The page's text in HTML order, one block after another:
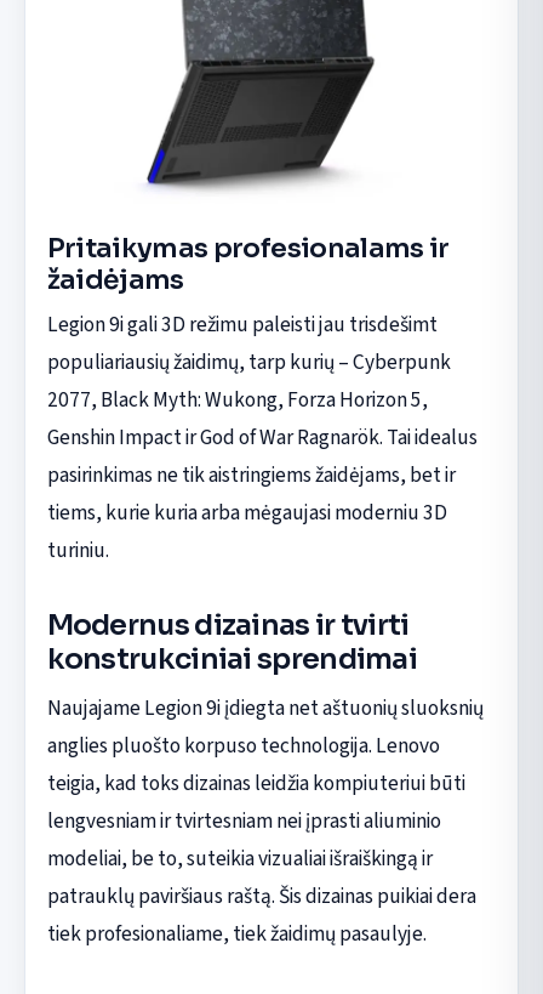
Pritaikymas profesionalams ir
žaidėjams
Legion 9i gali 3D režimu paleisti jau trisdešimt
populiariausių žaidimų, tarp kurių – Cyberpunk
2077, Black Myth: Wukong, Forza Horizon 5,
Genshin Impact ir God of War Ragnarök. Tai idealus
pasirinkimas ne tik aistringiems žaidėjams, bet ir
tiems, kurie kuria arba mėgaujasi moderniu 3D
turiniu.
Modernus dizainas ir tvirti
konstrukciniai sprendimai
Naujajame Legion 9i įdiegta net aštuonių sluoksnių
anglies pluošto korpuso technologija. Lenovo
teigia, kad toks dizainas leidžia kompiuteriui būti
lengvesniam ir tvirtesniam nei įprasti aliuminio
modeliai, be to, suteikia vizualiai išraiškingą ir
patrauklų paviršiaus raštą. Šis dizainas puikiai dera
tiek profesionaliame, tiek žaidimų pasaulyje.